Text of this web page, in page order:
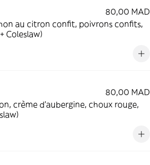
80,00 MAD
au citron confit, poivrons confits,
Coleslaw)
80,00 MAD
crème d'aubergine, choux rouge,